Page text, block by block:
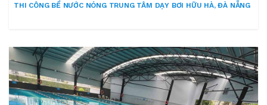
THI CÔNG BỂ NƯỚC NÓNG TRUNG TÂM DẠY BƠI HỮU HÀ, ĐÀ NẴNG